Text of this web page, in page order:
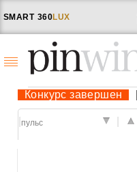
SMART 360LUX
Конкурс завершен